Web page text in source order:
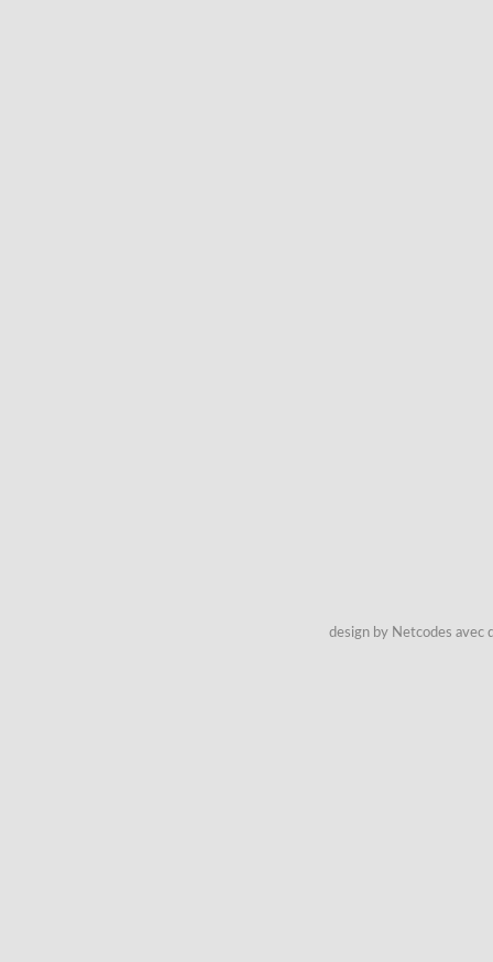
design by Netcodes avec